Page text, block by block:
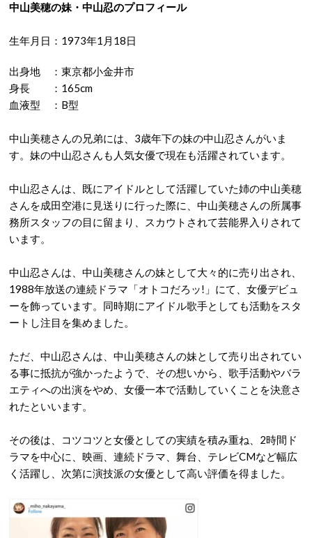
中山美穂の妹・中山忍のプロフィール
生年月日：1973年1月18日
出身地 ：東京都小金井市
身長 ：165cm
血液型 ：B型
中山美穂さんの兄弟には、3歳年下の妹の中山忍さんがいま
す。妹の中山忍さんも人気女優で現在も活躍されています。
中山忍さんは、既にアイドルとして活躍していた姉の中山美穂
さんを成田空港に見送りに行った際に、中山美穂さんの所属事
務所スタッフの目に留まり、スカウトされて芸能界入りされて
います。
中山忍さんは、中山美穂さんの妹として大々的に売り出され、
1988年放送の連続ドラマ「オトコだろッ!」にて、女優デビュ
ーを飾っています。同時期にアイドル歌手としても活動をスタ
ートし注目を集めました。
ただ、中山忍さんは、中山美穂さんの妹として売り出されてい
る事に抵抗が強かったようで、その想いから、歌手活動やバラ
エティへの出演をやめ、女優一本で活動していくことを決意さ
れたといいます。
その後は、コツコツと女優としての実績を積み重ね、2時間ド
ラマを中心に、映画、連続ドラマ、舞台、テレビCMなど幅広
く活躍し、次第に演技派の女優として高い評価を得ました。